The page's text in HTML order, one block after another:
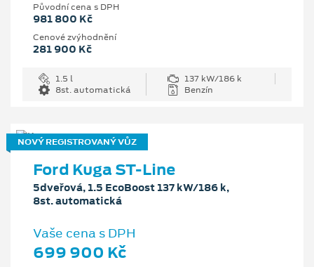
Původní cena s DPH
981 800 Kč
Cenové zvýhodnění
281 900 Kč
1.5 l
137 kW/186 k
8st. automatická
Benzín
NOVÝ REGISTROVANÝ VŮZ
Ford Kuga ST-Line
5dveřová, 1.5 EcoBoost 137 kW/186 k,
8st. automatická
Vaše cena s DPH
699 900 Kč